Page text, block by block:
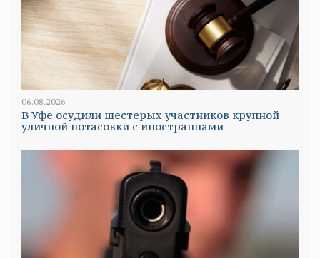
06.08.2026
В Уфе осудили шестерых участников крупной
уличной потасовки с иностранцами